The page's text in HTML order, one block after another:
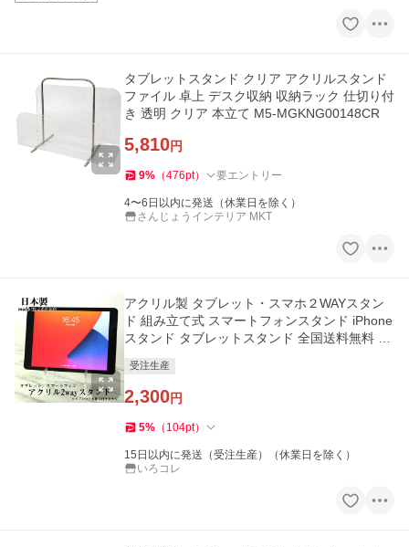
タブレットスタンド クリア アクリルスタンド
ファイル 卓上 デスク収納 収納ラック 仕切り付
き 透明 クリア 本立て M5-MGKNG00148CR
5,810円
9% （476pt） 要エントリー
4〜6日以内に発送（休業日を除く）
さんじょうインテリア MKT
アクリル製 タブレット・スマホ２WAYスタン
ド 組み立て式 スマートフォンスタンド iPhone
スタンド タブレットスタンド 全国送料無料 ク
受注生産
2,300円
5% （ 104pt）
15日以内に発送（受注生産）（休業日を除く）
いろコレ